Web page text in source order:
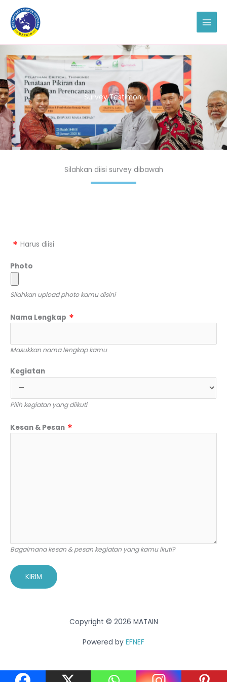
content
Survey Testimoni
Silahkan diisi survey dibawah
Harus diisi
Photo
Silahkan upload photo kamu disini
Nama Lengkap
Masukkan nama lengkap kamu
Kegiatan
Pilih kegiatan yang diikuti
Kesan & Pesan
Bagaimana kesan & pesan kegiatan yang kamu ikuti?
Copyright © 2026 MATAIN
Powered by EFNEF